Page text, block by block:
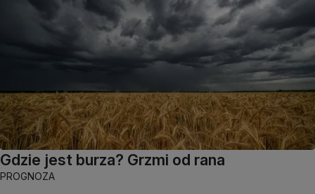
Gdzie jest burza? Grzmi od rana
PROGNOZA